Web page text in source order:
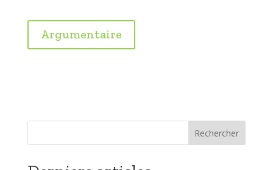
Argumentaire
Rechercher